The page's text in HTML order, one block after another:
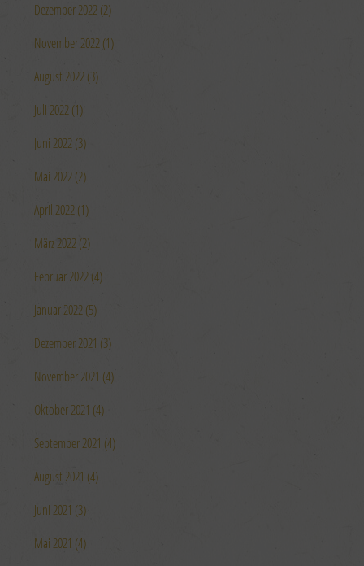
Dezember 2022 (2)
November 2022 (1)
August 2022 (3)
Juli 2022 (1)
Juni 2022 (3)
Mai 2022 (2)
April 2022 (1)
März 2022 (2)
Februar 2022 (4)
Januar 2022 (5)
Dezember 2021 (3)
November 2021 (4)
Oktober 2021 (4)
September 2021 (4)
August 2021 (4)
Juni 2021 (3)
Mai 2021 (4)